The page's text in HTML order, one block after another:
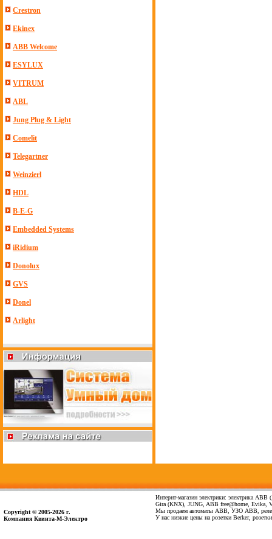
Crestron
Ekinex
ABB Welcome
ESYLUX
VITRUM
ABL
Jung Plug & Light
Comelit
Telegartner
Weinzierl
HDL
B-E-G
Embedded Systems
iRidium
Donolux
GVS
Donel
Arlight
Copyright © 2005-2026 г.
Компания Квинта-М-Электро
Интернт-магазин электрики: электрика
Gira (KNX), JUNG, ABB free@home, Evika,
Мы продаем автоматы ABB, УЗО ABB, реле
У нас низкие цены на розетки Berker,